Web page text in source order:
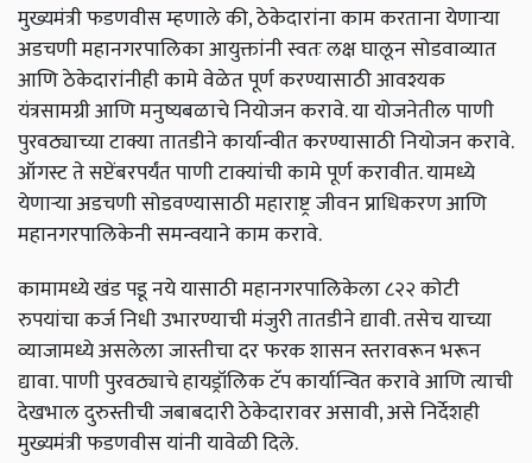
मुख्यमंत्रीफडणवीसम्हणालेकी,ठेकेदारांनाकामकरतानायेणाऱ्या
अडचणीमहानगरपालिकाआयुक्तांनीस्वतःलक्षघालूनसोडवाव्यात
आणिठेकेदारांनीहीकामेवेळेतपूर्णकरण्यासाठीआवश्यक
यंत्रसामग्रीआणिमनुष्यबळाचेनियोजनकरावे.यायोजनेतीलपाणी
पुरवठ्याच्याटाक्यातातडीनेकार्यान्वीतकरण्यासाठीनियोजनकरावे.
ऑगस्टतेसप्टेंबरपर्यंतपाणीटाक्यांचीकामेपूर्णकरावीत.यामध्ये
येणाऱ्याअडचणीसोडवण्यासाठीमहाराष्ट्रजीवनप्राधिकरणआणि
महानगरपालिकेनीसमन्वयानेकामकरावे.
कामामध्येखंडपडूनयेयासाठीमहानगरपालिकेला८२२कोटी
रुपयांचाकर्जनिधीउभारण्याचीमंजुरीतातडीनेद्यावी.तसेचयाच्या
व्याजामध्येअसलेलाजास्तीचादरफरकशासनस्तरावरूनभरून
द्यावा.पाणीपुरवठ्याचेहायड्रॉलिकटॅपकार्यान्वितकरावेआणित्याची
देखभालदुरुस्तीचीजबाबदारीठेकेदारावरअसावी,असेनिर्देशही
मुख्यमंत्रीफडणवीसयांनीयावेळीदिले.